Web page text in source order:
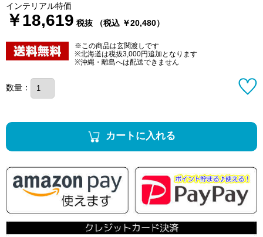
インテリアル特価
￥18,619 税抜 （税込 ￥20,480）
※この商品は玄関渡しです
※北海道は税抜3,000円追加となります
※沖縄・離島へは配送できません
数量：
カートに入れる